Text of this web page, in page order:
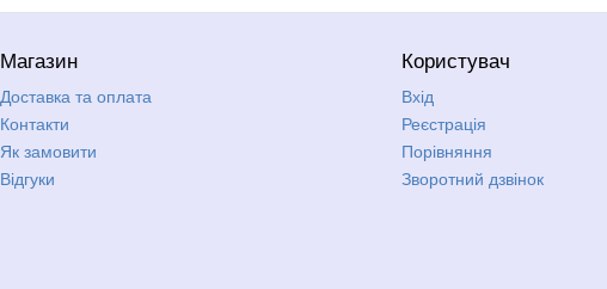
Магазин
Доставка та оплата
Контакти
Як замовити
Відгуки
Користувач
Вхід
Реєстрація
Порівняння
Зворотний дзвінок